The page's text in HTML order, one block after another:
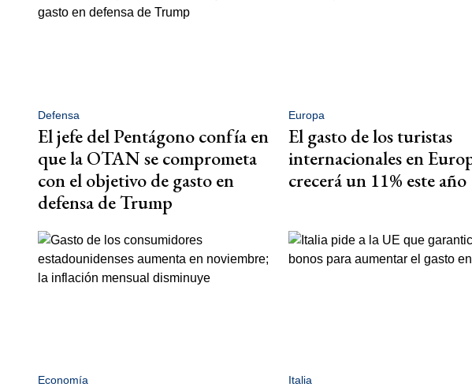
Defensa
El jefe del Pentágono confía en
que la OTAN se comprometa
con el objetivo de gasto en
defensa de Trump
Europa
El gasto de los turistas
internacionales en
crecerá un 11% este año
Economía Italia